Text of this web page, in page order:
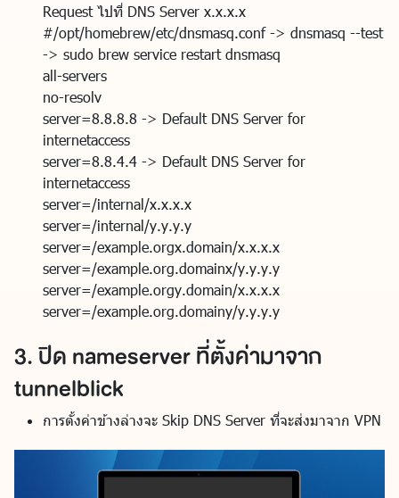
Request ไปที่ DNS Server x.x.x.x
#/opt/homebrew/etc/dnsmasq.conf -> dnsmasq --test
-> sudo brew service restart dnsmasq
all-servers
no-resolv
server=8.8.8.8 -> Default DNS Server for
internetaccess
server=8.8.4.4 -> Default DNS Server for
internetaccess
server=/internal/x.x.x.x
server=/internal/y.y.y.y
server=/example.orgx.domain/x.x.x.x
server=/example.org.domainx/y.y.y.y
server=/example.orgy.domain/x.x.x.x
server=/example.org.domainy/y.y.y.y
3. ปิด nameserver ที่ตั้งค่ามาจาก
tunnelblick
การตั้งค่าข้างล่างจะ Skip DNS Server ที่จะส่งมาจาก VPN